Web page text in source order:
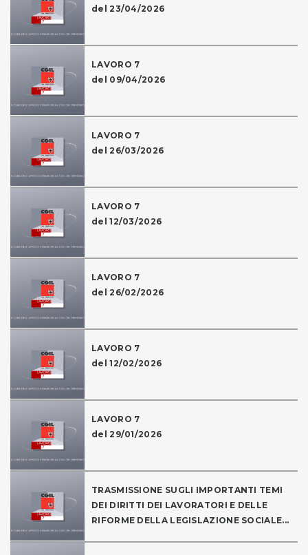
del 23/04/2026
LAVORO 7
del 09/04/2026
LAVORO 7
del 26/03/2026
LAVORO 7
del 12/03/2026
LAVORO 7
del 26/02/2026
LAVORO 7
del 12/02/2026
LAVORO 7
del 29/01/2026
TRASMISSIONE SUGLI IMPORTANTI TEMI
DEI DIRITTI DEI LAVORATORI E DELLE
RIFORME DELLA LEGISLAZIONE SOCIALE...